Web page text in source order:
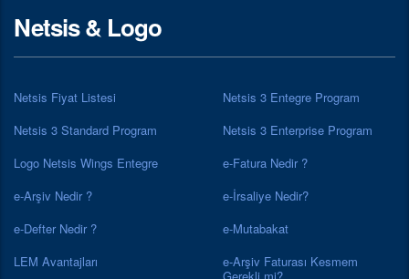
Netsis & Logo
Netsis Fiyat Listesi
Netsis 3 Entegre Program
Netsis 3 Standard Program
Netsis 3 Enterprise Program
Logo Netsis Wings Entegre
e-Fatura Nedir ?
e-Arşiv Nedir ?
e-İrsaliye Nedir?
e-Defter Nedir ?
e-Mutabakat
LEM Avantajları
e-Arşiv Faturası Kesmem